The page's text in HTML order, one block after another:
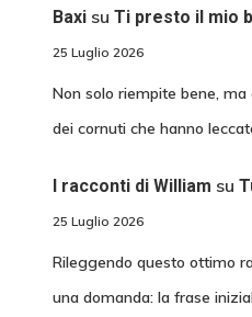
Baxisu Ti presto il mio
25 Luglio 2026
Non solo riempite bene,
dei cornuti che hanno
I racconti di William su
25 Luglio 2026
Rileggendo questo ottimo
una domanda: la frase